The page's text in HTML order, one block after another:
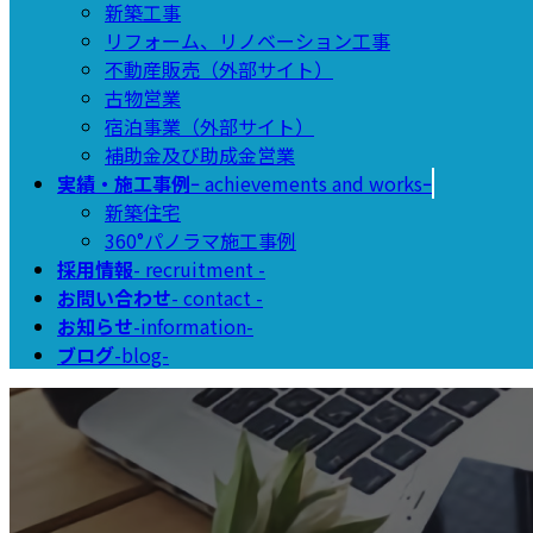
新築工事
リフォーム、リノベーション工事
不動産販売（外部サイト）
古物営業
宿泊事業（外部サイト）
補助金及び助成金営業
実績・施工事例ｰ achievements and worksｰ
新築住宅
360°パノラマ施工事例
採用情報- recruitment -
お問い合わせ- contact -
お知らせ-information-
ブログ-blog-